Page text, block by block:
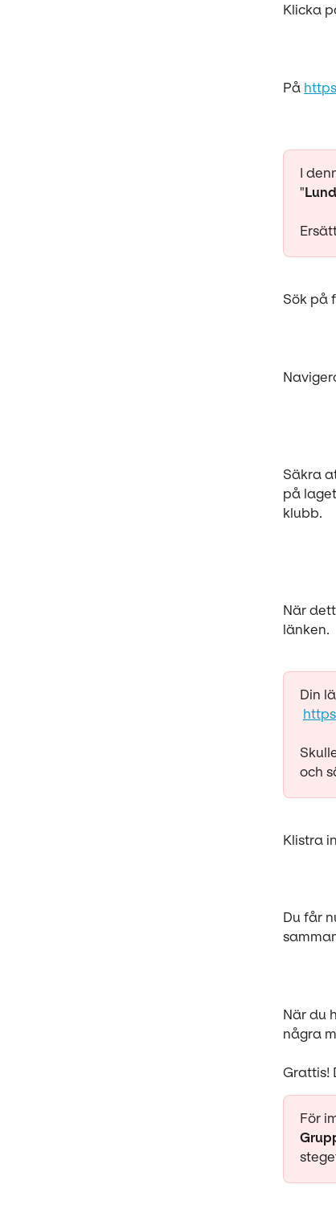
Klicka
På
I
"
Sök på
Säkra
på
klubb.
När
länken.
Din
och
Klistra
Du får
När du
några
Grattis!
För